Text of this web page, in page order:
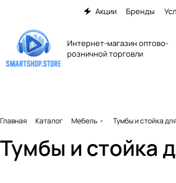
Акции Бренды
Интернет-магазин оптово-
розничной торговли
Главная Каталог Мебель Тумбы и стойка
Тумбы и стойка